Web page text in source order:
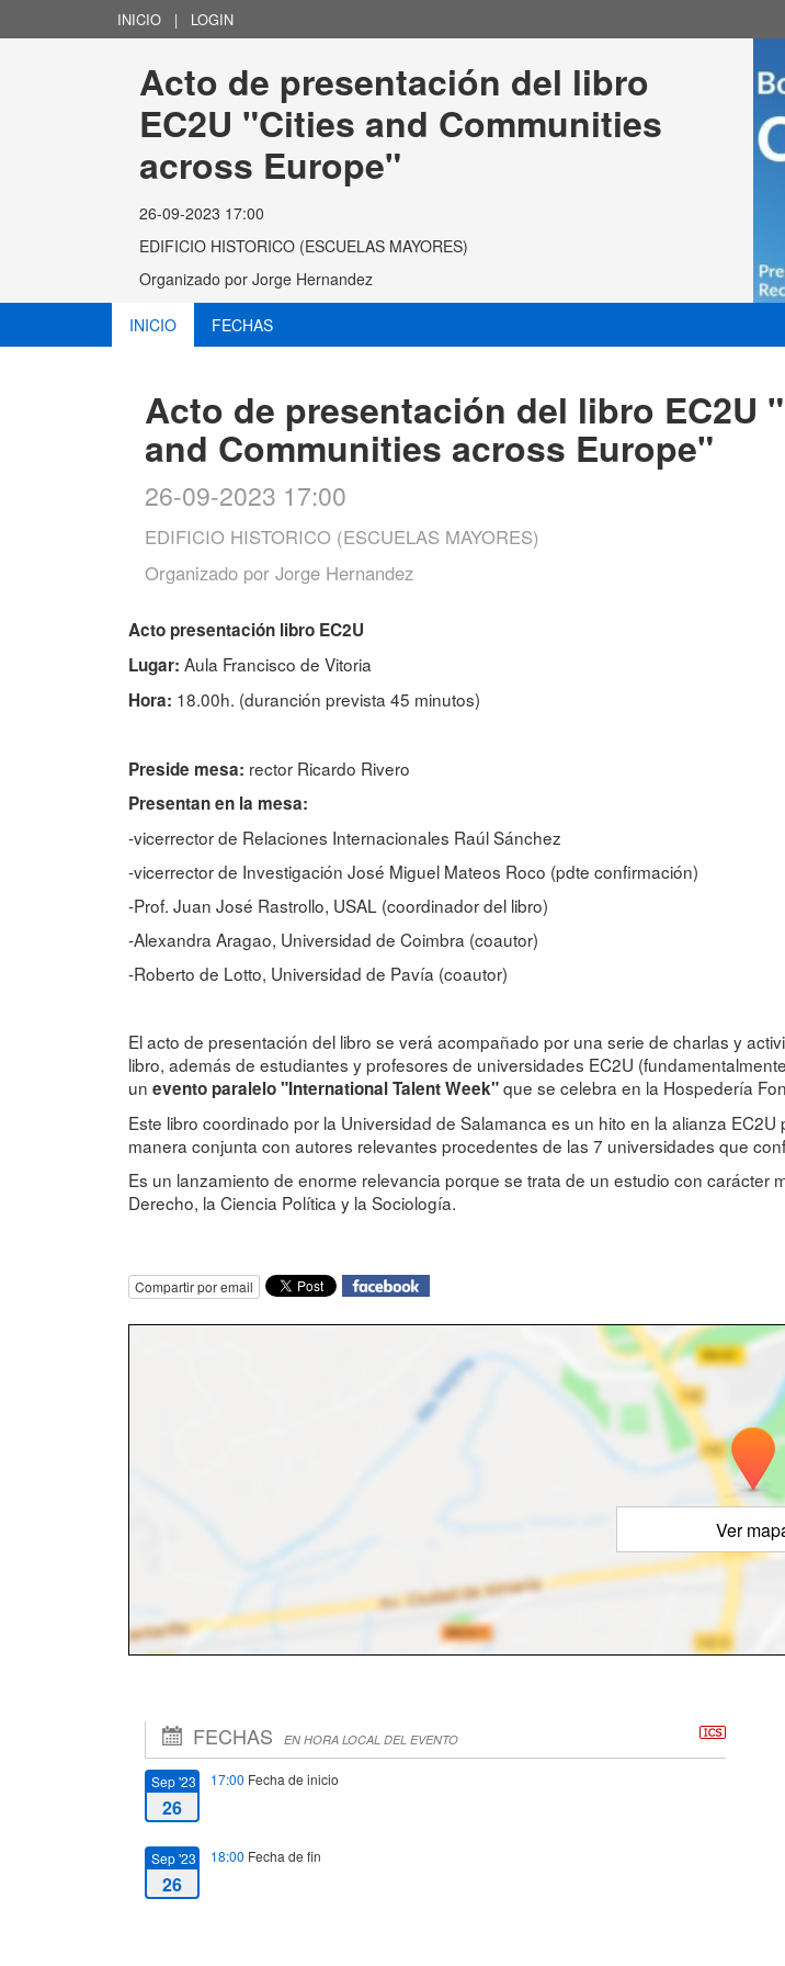
INICIO | LOGIN
Acto de presentación del libro
EC2U "Cities and Communities
across Europe"
26-09-2023 17:00
EDIFICIO HISTORICO (ESCUELAS MAYORES)
Organizado por Jorge Hernandez
INICIO FECHAS
Acto de presentación del libro EC2U
and Communities across Europe"
26-09-2023 17:00
EDIFICIO HISTORICO (ESCUELAS MAYORES)
Organizado por Jorge Hernandez
Acto presentación libro EC2U
Lugar: Aula Francisco de Vitoria
Hora: 18.00h. (duranción prevista 45 minutos)
Preside mesa: rector Ricardo Rivero
Presentan en la mesa:
-vicerrector de Relaciones Internacionales Raúl Sánchez
-vicerrector de Investigación José Miguel Mateos Roco (pdte confirmación)
-Prof. Juan José Rastrollo, USAL (coordinador del libro)
-Alexandra Aragao, Universidad de Coimbra (coautor)
-Roberto de Lotto, Universidad de Pavía (coautor)
El acto de presentación del libro se verá acompañado por una serie de charlas y
libro, además de estudiantes y profesores de universidades EC2U
un evento paralelo "International Talent Week"que se celebra en la Hospedería
Este libro coordinado por la Universidad de Salamanca es un hito en la alianza
manera conjunta con autores relevantes procedentes de las 7 universidades que
Es un lanzamiento de enorme relevancia porque se trata de un estudio con
Derecho, la Ciencia Política y la Sociología.
Compartir por email
Ver
FECHAS EN HORA LOCAL DEL EVENTO
Sep '23
26
17:00 Fecha de inicio
Sep '23
26
18:00 Fecha de fin